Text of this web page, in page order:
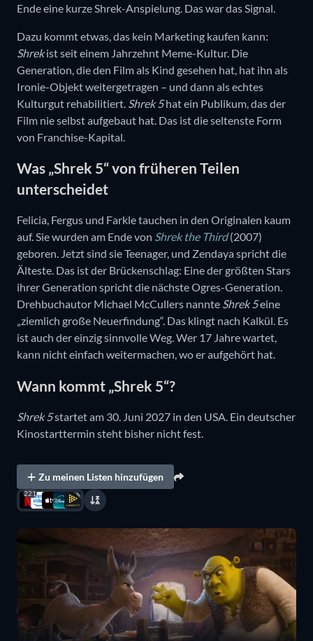
Ende eine kurze Shrek-Anspielung. Das war das Signal.
Dazu kommt etwas, das kein Marketing kaufen kann:
Shrekist seit einem Jahrzehnt Meme-Kultur. Die
Generation, die den Film als Kind gesehen hat, hat ihn als
Ironie-Objekt weitergetragen – und dann als echtes
Kulturgut rehabilitiert. Shrek 5hat ein Publikum, das der
Film nie selbst aufgebaut hat. Das ist die seltenste Form
von Franchise-Kapital.
Was „Shrek 5“ von früheren Teilen
unterscheidet
Felicia, Fergus und Farkle tauchen in den Originalen kaum
auf. Sie wurden am Ende von Shrek the Third(2007)
geboren. Jetzt sind sie Teenager, und Zendaya spricht die
Älteste. Das ist der Brückenschlag: Eine der größten Stars
ihrer Generation spricht die nächste Ogres-Generation.
Drehbuchautor Michael McCullers nannte Shrek 5eine
„ziemlich große Neuerfindung“. Das klingt nach Kalkül. Es
ist auch der einzig sinnvolle Weg. Wer 17 Jahre wartet,
kann nicht einfach weitermachen, wo er aufgehört hat.
Wann kommt „Shrek 5“?
Shrek 5startet am 30. Juni 2027 in den USA. Ein deutscher
Kinostarttermin steht bisher nicht fest.
Zu meinen Listen hinzufügen
221